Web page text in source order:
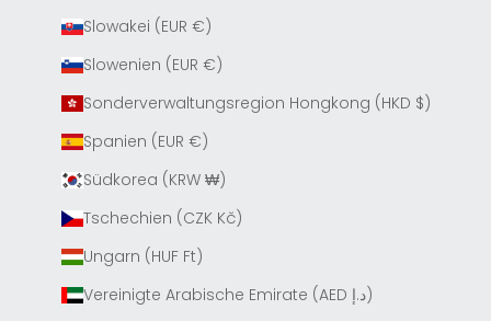
Slowakei (EUR €)
Slowenien (EUR €)
Sonderverwaltungsregion Hongkong (HKD $)
Spanien (EUR €)
Südkorea (KRW ₩)
Tschechien (CZK Kč)
Ungarn (HUF Ft)
Vereinigte Arabische Emirate (AED د.إ)